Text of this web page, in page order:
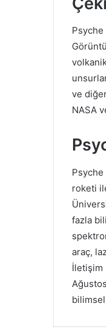
ve
NASA
Psyche
roketi
fazla
araç,
İletişim
bilimsel